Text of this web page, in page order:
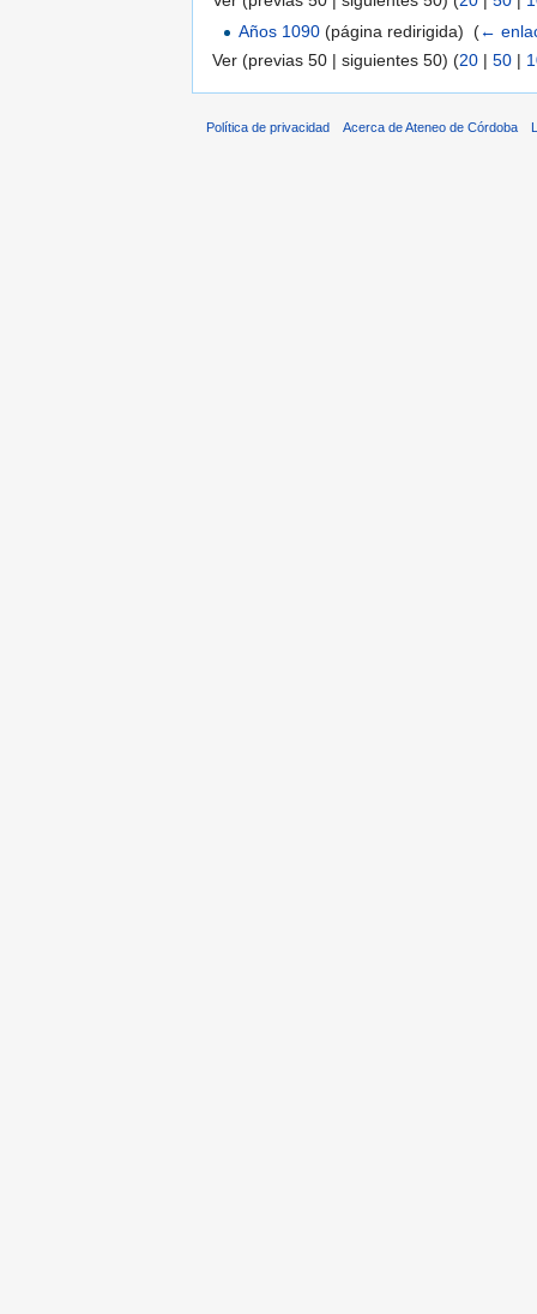
Años 1090 (página redirigida) ‎ (←
Ver (previas 50 | siguientes 50) (20 | 50 |
Política de privacidad Acerca de Ateneo de Córdoba